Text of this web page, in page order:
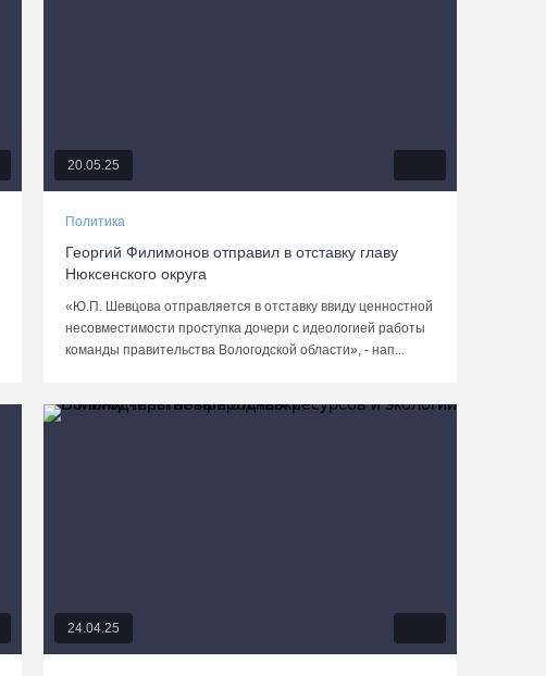
20.05.25
Политика
Георгий Филимонов отправил в отставку главу
Нюксенского округа
«Ю.П. Шевцова отправляется в отставку ввиду ценностной
несовместимости проступка дочери с идеологией работы
команды правительства Вологодской области», - нап...
24.04.25